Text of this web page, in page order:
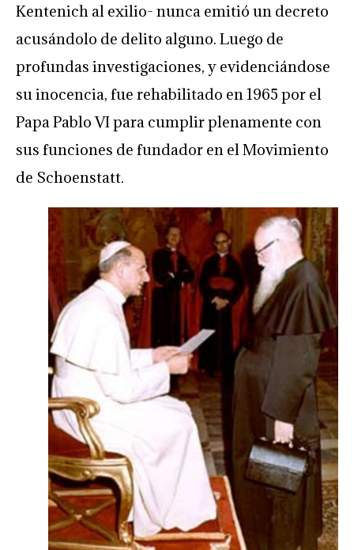
Kentenich al exilio- nunca emitió un decreto
acusándolo de delito alguno. Luego de
profundas investigaciones, y evidenciándose
su inocencia, fue rehabilitado en 1965 por el
Papa Pablo VI para cumplir plenamente con
sus funciones de fundador en el Movimiento
de Schoenstatt.